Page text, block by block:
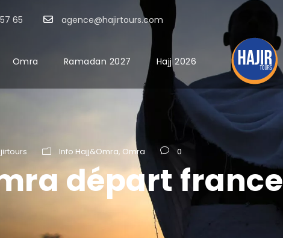
65 agence@hajirtours.com
Omra Ramadan 2027 Hajj 2026
Info Hajj&Omra, Omra 0
départ france